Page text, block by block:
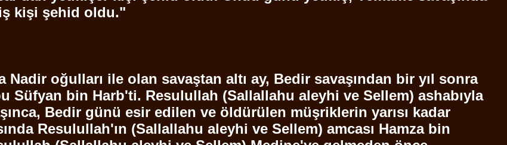
kişi şehid oldu."
Nadir oğulları ile olan savaştan altı ay, Bedir savaşından bir yıl sonra
Süfyan bin Harb'ti. Resulullah (Sallallahu aleyhi ve Sellem) ashabıyla
Bedir günü esir edilen ve öldürülen müşriklerin yarısı kadar
Resulullah'ın (Sallallahu aleyhi ve Sellem) amcası Hamza bin